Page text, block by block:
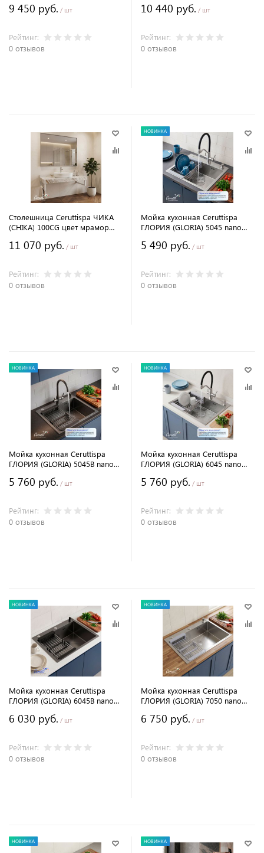
полотенцедержателями
9 450 руб. / шт
Рейтинг:
0 отзывов
полотенцедержателями
10 440 руб. / шт
Рейтинг:
0 отзывов
Столешница Ceruttispa ЧИКА
(CHIKA) 100CG цвет мрамор
полотенцедержателями
11 070 руб. / шт
Рейтинг:
0 отзывов
НОВИНКА
Мойка кухонная Ceruttispa
ГЛОРИЯ (GLORIA) 5045 nano
нержавеющей стали
5 490 руб. / шт
Рейтинг:
0 отзывов
НОВИНКА
Мойка кухонная Ceruttispa
ГЛОРИЯ (GLORIA) 5045B nano
нержавеющей стали
5 760 руб. / шт
Рейтинг:
0 отзывов
НОВИНКА
Мойка кухонная Ceruttispa
ГЛОРИЯ (GLORIA) 6045 nano
нержавеющей стали
5 760 руб. / шт
Рейтинг:
0 отзывов
НОВИНКА
Мойка кухонная Ceruttispa
ГЛОРИЯ (GLORIA) 6045B nano
нержавеющей стали
6 030 руб. / шт
Рейтинг:
0 отзывов
НОВИНКА
Мойка кухонная Ceruttispa
ГЛОРИЯ (GLORIA) 7050 nano
нержавеющей стали
6 750 руб. / шт
Рейтинг:
0 отзывов
НОВИНКА НОВИНКА